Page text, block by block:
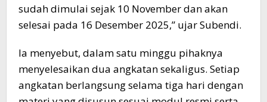
sudah dimulai sejak 10 November dan akan
selesai pada 16 Desember 2025,” ujar Subendi.
Ia menyebut, dalam satu minggu pihaknya
menyelesaikan dua angkatan sekaligus. Setiap
angkatan berlangsung selama tiga hari dengan